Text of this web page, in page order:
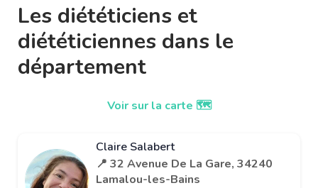
Les diététiciens et
diététiciennes dans le
département
Voir sur la carte 🗺️
Claire Salabert
📍 32 Avenue De La Gare, 34240
Lamalou-les-Bains